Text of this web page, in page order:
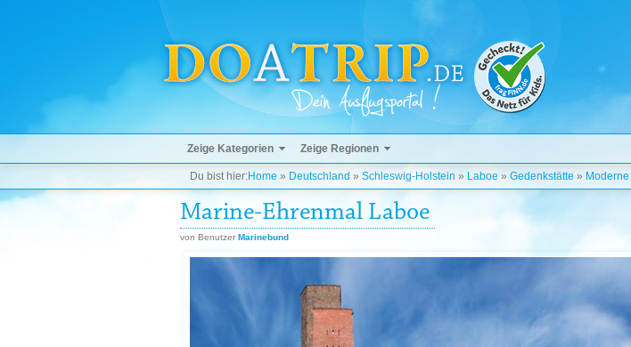
Zeige Kategorien Zeige Regionen
Du bist hier:Home » Deutschland » Schleswig-Holstein » Laboe » Gedenkstätte » Moderne
Marine-Ehrenmal Laboe
von Benutzer Marinebund